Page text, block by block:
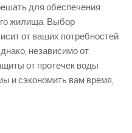
для обеспечения
жилища. Выбор
от ваших потребностей
независимо от
от протечек воды
и сэкономить вам время,